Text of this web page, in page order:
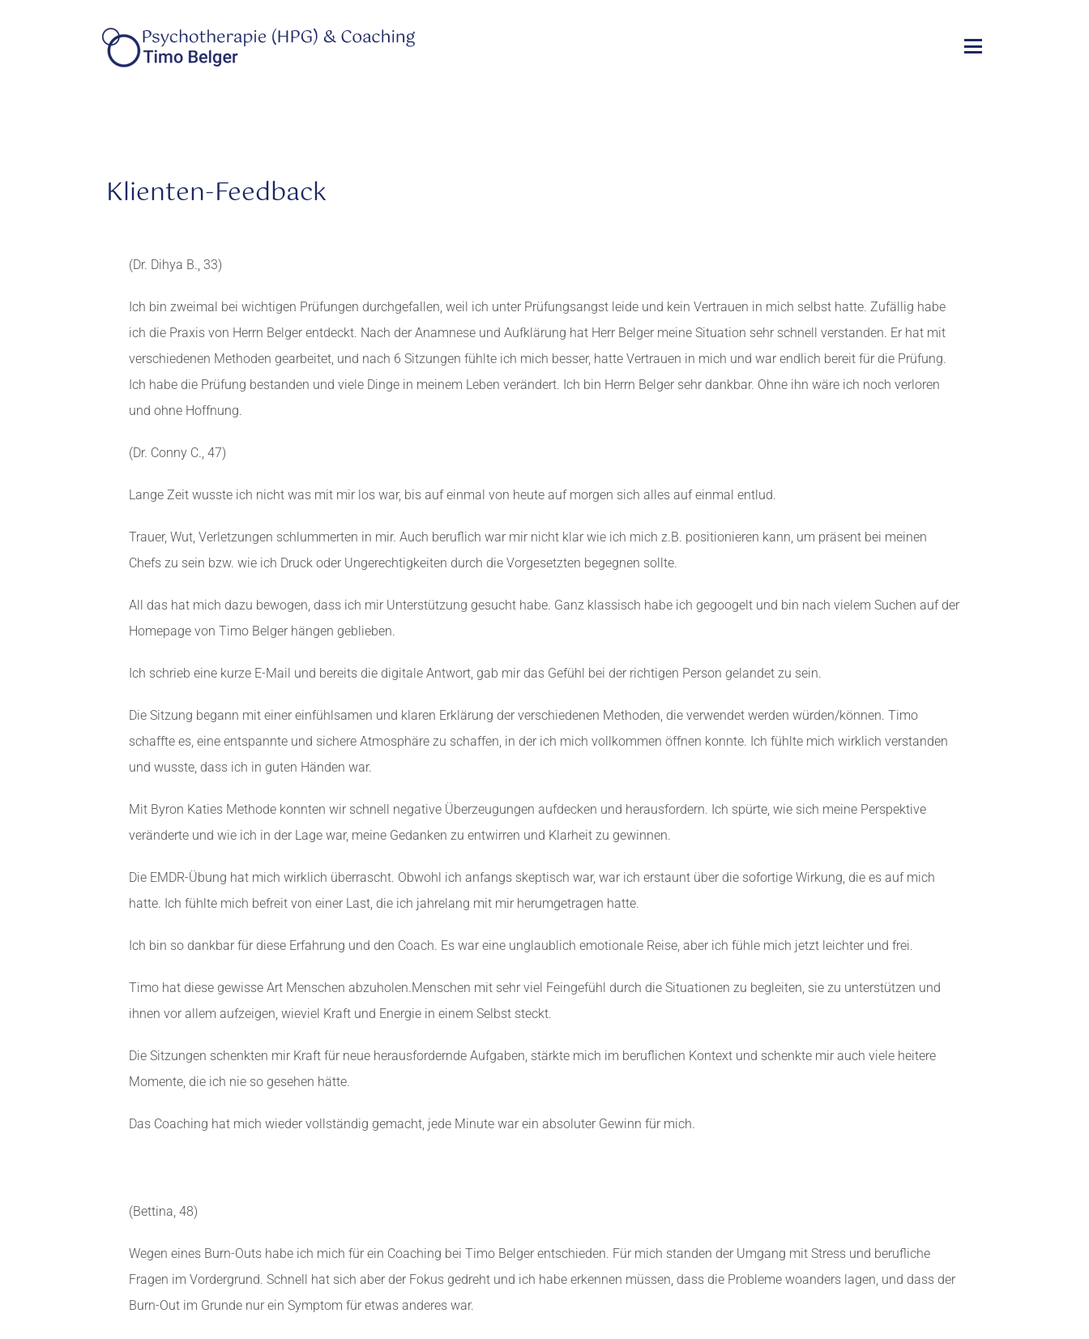
Klienten-Feedback
(Dr. Dihya B., 33)
Ich bin zweimal bei wichtigen Prüfungen durchgefallen, weil ich unter Prüfungsangst leide und kein Vertrauen in mich selbst hatte. Zufällig habe
ich die Praxis von Herrn Belger entdeckt. Nach der Anamnese und Aufklärung hat Herr Belger meine Situation sehr schnell verstanden. Er hat mit
verschiedenen Methoden gearbeitet, und nach 6 Sitzungen fühlte ich mich besser, hatte Vertrauen in mich und war endlich bereit für die Prüfung.
Ich habe die Prüfung bestanden und viele Dinge in meinem Leben verändert. Ich bin Herrn Belger sehr dankbar. Ohne ihn wäre ich noch verloren
und ohne Hoffnung.
(Dr. Conny C., 47)
Lange Zeit wusste ich nicht was mit mir los war, bis auf einmal von heute auf morgen sich alles auf einmal entlud.
Trauer, Wut, Verletzungen schlummerten in mir. Auch beruflich war mir nicht klar wie ich mich z.B. positionieren kann, um präsent bei meinen
Chefs zu sein bzw. wie ich Druck oder Ungerechtigkeiten durch die Vorgesetzten begegnen sollte.
All das hat mich dazu bewogen, dass ich mir Unterstützung gesucht habe. Ganz klassisch habe ich gegoogelt und bin nach vielem Suchen auf der
Homepage von Timo Belger hängen geblieben.
Ich schrieb eine kurze E-Mail und bereits die digitale Antwort, gab mir das Gefühl bei der richtigen Person gelandet zu sein.
Die Sitzung begann mit einer einfühlsamen und klaren Erklärung der verschiedenen Methoden, die verwendet werden würden/können. Timo
schaffte es, eine entspannte und sichere Atmosphäre zu schaffen, in der ich mich vollkommen öffnen konnte. Ich fühlte mich wirklich verstanden
und wusste, dass ich in guten Händen war.
Mit Byron Katies Methode konnten wir schnell negative Überzeugungen aufdecken und herausfordern. Ich spürte, wie sich meine Perspektive
veränderte und wie ich in der Lage war, meine Gedanken zu entwirren und Klarheit zu gewinnen.
Die EMDR-Übung hat mich wirklich überrascht. Obwohl ich anfangs skeptisch war, war ich erstaunt über die sofortige Wirkung, die es auf mich
hatte. Ich fühlte mich befreit von einer Last, die ich jahrelang mit mir herumgetragen hatte.
Ich bin so dankbar für diese Erfahrung und den Coach. Es war eine unglaublich emotionale Reise, aber ich fühle mich jetzt leichter und frei.
Timo hat diese gewisse Art Menschen abzuholen.Menschen mit sehr viel Feingefühl durch die Situationen zu begleiten, sie zu unterstützen und
ihnen vor allem aufzeigen, wieviel Kraft und Energie in einem Selbst steckt.
Die Sitzungen schenkten mir Kraft für neue herausfordernde Aufgaben, stärkte mich im beruflichen Kontext und schenkte mir auch viele heitere
Momente, die ich nie so gesehen hätte.
Das Coaching hat mich wieder vollständig gemacht, jede Minute war ein absoluter Gewinn für mich.
(Bettina, 48)
Wegen eines Burn-Outs habe ich mich für ein Coaching bei Timo Belger entschieden. Für mich standen der Umgang mit Stress und berufliche
Fragen im Vordergrund. Schnell hat sich aber der Fokus gedreht und ich habe erkennen müssen, dass die Probleme woanders lagen, und dass der
Burn-Out im Grunde nur ein Symptom für etwas anderes war.